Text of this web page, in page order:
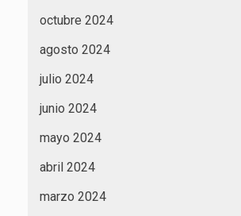
octubre 2024
agosto 2024
julio 2024
junio 2024
mayo 2024
abril 2024
marzo 2024